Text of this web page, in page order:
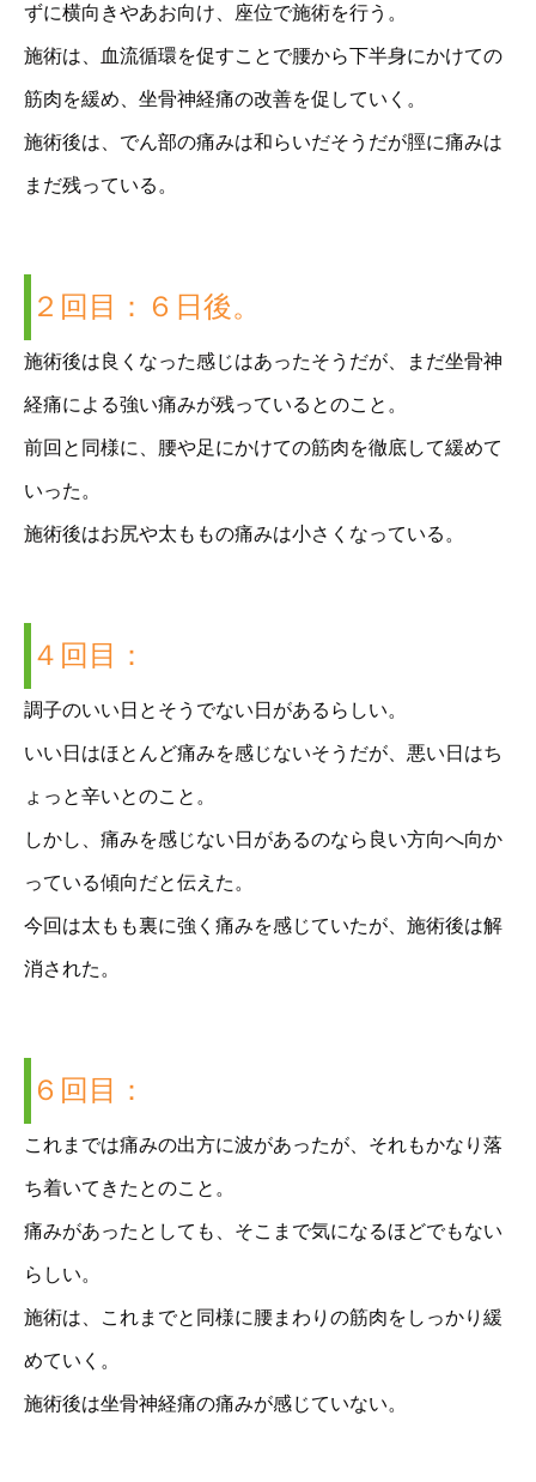
ずに横向きやあお向け、座位で施術を行う。
施術は、血流循環を促すことで腰から下半身にかけての
筋肉を緩め、坐骨神経痛の改善を促していく。
施術後は、でん部の痛みは和らいだそうだが脛に痛みは
まだ残っている。
２回目：６日後。
施術後は良くなった感じはあったそうだが、まだ坐骨神
経痛による強い痛みが残っているとのこと。
前回と同様に、腰や足にかけての筋肉を徹底して緩めて
いった。
施術後はお尻や太ももの痛みは小さくなっている。
４回目：
調子のいい日とそうでない日があるらしい。
いい日はほとんど痛みを感じないそうだが、悪い日はち
ょっと辛いとのこと。
しかし、痛みを感じない日があるのなら良い方向へ向か
っている傾向だと伝えた。
今回は太もも裏に強く痛みを感じていたが、施術後は解
消された。
６回目：
これまでは痛みの出方に波があったが、それもかなり落
ち着いてきたとのこと。
痛みがあったとしても、そこまで気になるほどでもない
らしい。
施術は、これまでと同様に腰まわりの筋肉をしっかり緩
めていく。
施術後は坐骨神経痛の痛みが感じていない。